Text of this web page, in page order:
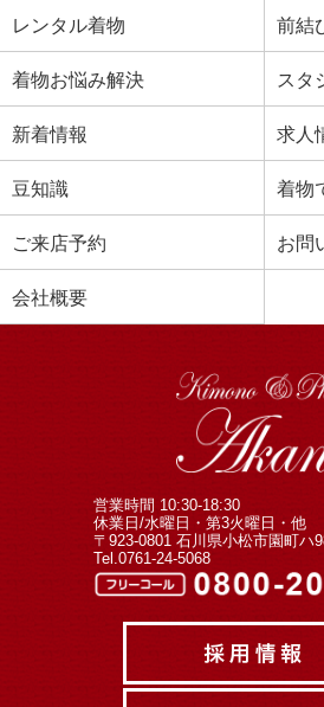
レンタル着物 前結
着物お悩み解決 スタ
新着情報 求人
豆知識 着物
ご来店予約 お問
会社概要
営業時間 10:30-18:30
休業日/水曜日・第3火曜日・他
〒923-0801 石川県小松市園町ハ
Tel.0761-24-5068